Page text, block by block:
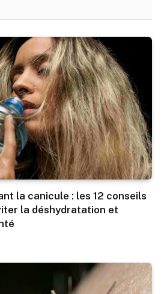
la canicule : les 12 conseils
la déshydratation et